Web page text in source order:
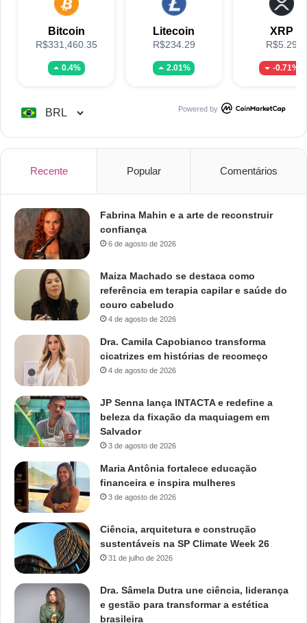
Bitcoin
R$331,460.35
0.4%
Litecoin
R$234.29
2.01%
XRP
R$5.29
-0.71%
Powered by
Recente Popular Comentários
Fabrina Mahin e a arte de reconstruir
confiança
6 de agosto de 2026
Maiza Machado se destaca como
referência em terapia capilar e saúde do
couro cabeludo
4 de agosto de 2026
Dra. Camila Capobianco transforma
cicatrizes em histórias de recomeço
4 de agosto de 2026
JP Senna lança INTACTA e redefine a
beleza da fixação da maquiagem em
Salvador
3 de agosto de 2026
Maria Antônia fortalece educação
financeira e inspira mulheres
3 de agosto de 2026
Ciência, arquitetura e construção
sustentáveis na SP Climate Week 26
31 de julho de 2026
Dra. Sâmela Dutra une ciência, liderança
e gestão para transformar a estética
brasileira